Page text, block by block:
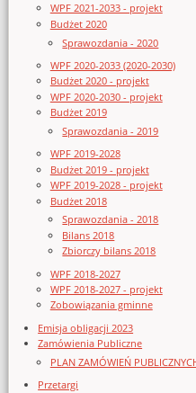
WPF 2021-2033 - projekt
Budżet 2020
Sprawozdania - 2020
WPF 2020-2033 (2020-2030)
Budżet 2020 - projekt
WPF 2020-2030 - projekt
Budżet 2019
Sprawozdania - 2019
WPF 2019-2028
Budżet 2019 - projekt
WPF 2019-2028 - projekt
Budżet 2018
Sprawozdania - 2018
Bilans 2018
Zbiorczy bilans 2018
WPF 2018-2027
WPF 2018-2027 - projekt
Zobowiązania gminne
Emisja obligacji 2023
Zamówienia Publiczne
PLAN ZAMÓWIEŃ
Przetargi